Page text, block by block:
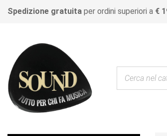
Spedizione gratuita per ordini superiori a €